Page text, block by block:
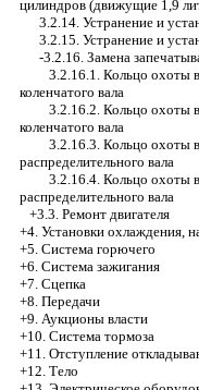
цилиндров (движущие 1,9
3.2.14. Устранение и
3.2.15. Устранение и
-3.2.16. Замена
3.2.16.1. Кольцо охоты
коленчатого вала
3.2.16.2. Кольцо охоты
коленчатого вала
3.2.16.3. Кольцо охоты
распределительного вала
3.2.16.4. Кольцо охоты
распределительного вала
+3.3. Ремонт двигателя
+4. Установки охлаждения,
+5. Система горючего
+6. Система зажигания
+7. Сцепка
+8. Передачи
+9. Аукционы власти
+10. Система тормоза
+11. Отступление
+12. Тело